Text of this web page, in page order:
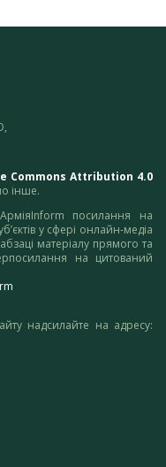
Commons Attribution 4.0
інше.
посилання на
у сфері онлайн-медіа
матеріалу прямого та
на цитований
надсилайте на адресу: